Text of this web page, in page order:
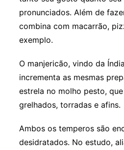
pronunciados. Além de
combina com macarrão,
exemplo.
O manjericão, vindo da
incrementa as mesmas
estrela no molho pesto,
grelhados, torradas e afins.
Ambos os temperos são
desidratados. No estudo,